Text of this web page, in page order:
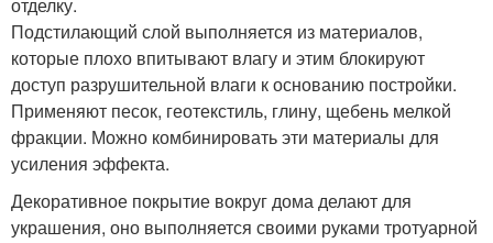
отделку.
Подстилающий слой выполняется из материалов,
которые плохо впитывают влагу и этим блокируют
доступ разрушительной влаги к основанию постройки.
Применяют песок, геотекстиль, глину, щебень мелкой
фракции. Можно комбинировать эти материалы для
усиления эффекта.
Декоративное покрытие вокруг дома делают для
украшения, оно выполняется своими руками тротуарной